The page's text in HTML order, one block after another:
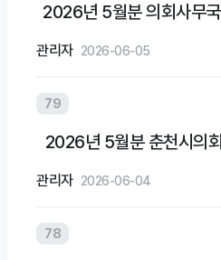
2026년 5월분 의회사무
관리자 2026-06-05
79
2026년 5월분 춘천시의
관리자 2026-06-04
78